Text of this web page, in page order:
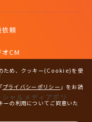
依頼
CM
シャルメディアポリ
ため、クッキー(Cookie)を使
「プライバシーポリシー 」をお読
ーの利用についてご同意いた